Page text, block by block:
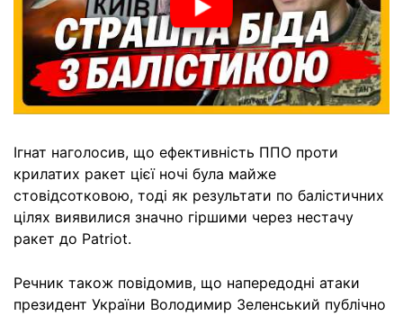
Ігнат наголосив, що ефективність ППО проти
крилатих ракет цієї ночі була майже
стовідсотковою, тоді як результати по балістичних
цілях виявилися значно гіршими через нестачу
ракет до Patriot.
Речник також повідомив, що напередодні атаки
президент України Володимир Зеленський публічно